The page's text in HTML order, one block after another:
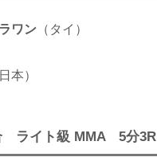
ワン （タイ）
本）
ライト級 MMA 5分3R